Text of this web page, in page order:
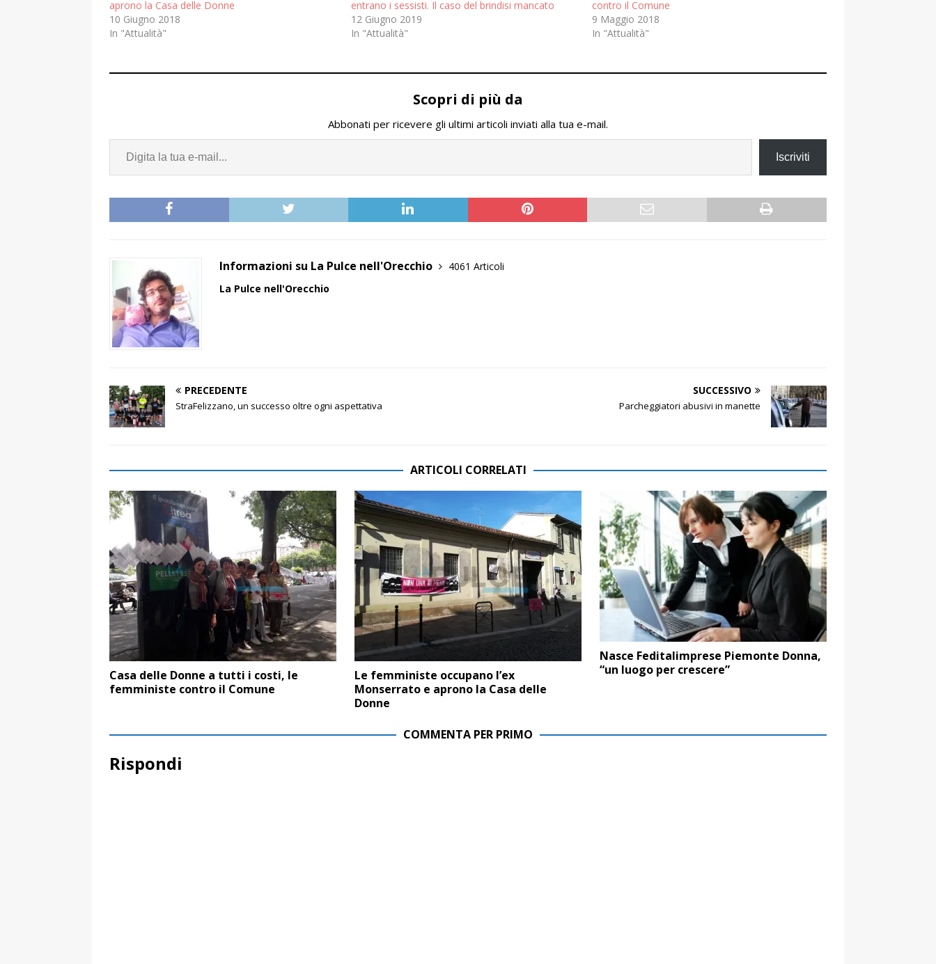
aprono la Casa delle Donne
10 Giugno 2018
In "Attualità"
entrano i sessisti. Il caso del brindisi mancato
12 Giugno 2019
In "Attualità"
contro il Comune
9 Maggio 2018
In "Attualità"
Scopri di più da
Abbonati per ricevere gli ultimi articoli inviati alla tua e-mail.
Iscriviti
Informazioni su La Pulce nell'Orecchio
4061 Articoli
La Pulce nell'Orecchio
PRECEDENTE
StraFelizzano, un successo oltre ogni aspettativa
SUCCESSIVO
Parcheggiatori abusivi in manette
ARTICOLI CORRELATI
Casa delle Donne a tutti i costi, le
femministe contro il Comune
Le femministe occupano l’ex
Monserrato e aprono la Casa delle
Donne
Nasce Feditalimprese Piemonte Donna,
“un luogo per crescere”
COMMENTA PER PRIMO
Rispondi